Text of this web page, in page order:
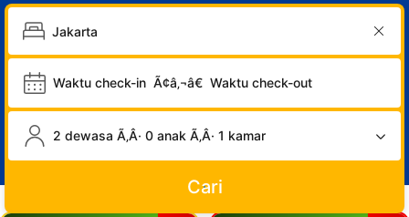
Waktu check-in Ã¢â‚¬â€ Waktu check-out
2 dewasa Ã‚Â· 0 anak Ã‚Â· 1 kamar
Cari